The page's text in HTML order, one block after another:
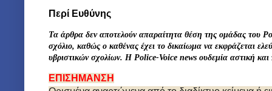
Περί Ευθύνης
Τα άρθρα δεν αποτελούν απαραίτητα θέση της ομάδας του
σχόλιο, καθώς ο καθένας έχει το δικαίωμα να εκφράζεται
υβριστικών σχολίων. Η Police-Voice news ουδεμία αστική και
ΕΠΙΣΗΜΑΝΣΗ